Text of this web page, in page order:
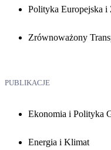
Polityka Europejska i
Zrównoważony
PUBLIKACJE
Ekonomia i Polityka
Energia i Klimat